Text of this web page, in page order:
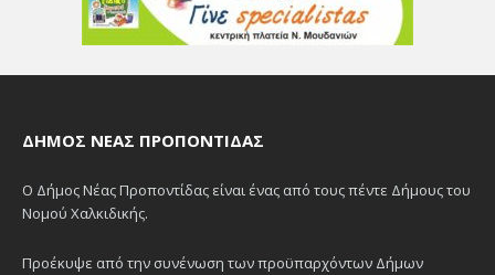
ΔΉΜΟΣ ΝΈΑΣ ΠΡΟΠΟΝΤΊΔΑΣ
Ο Δήμος Νέας Προποντίδας είναι ένας από τους πέντε Δήμους του
Νομού Χαλκιδικής.
Προέκυψε από την συνένωση των προϋπαρχόντων Δήμων